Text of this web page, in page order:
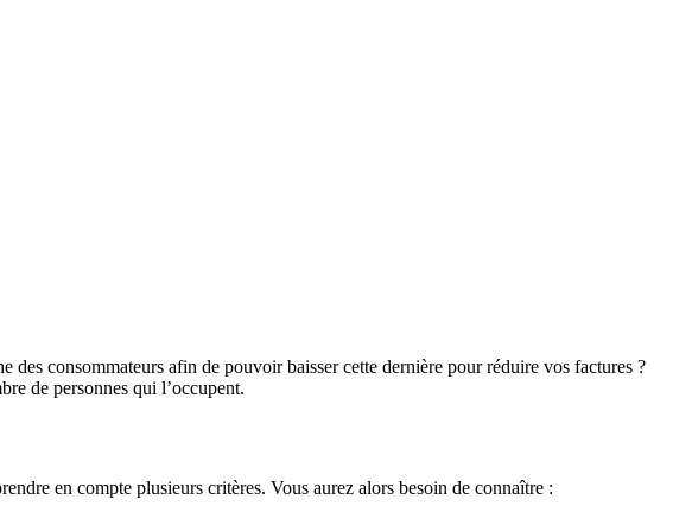
consommateurs afin de pouvoir baisser cette dernière pour réduire vos factures ?
de personnes qui l’occupent.
en compte plusieurs critères. Vous aurez alors besoin de connaître :